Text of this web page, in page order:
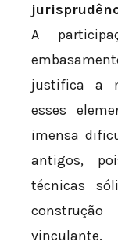
A
justifica a
esses
imensa
antigos,
técnicas
vinculante.